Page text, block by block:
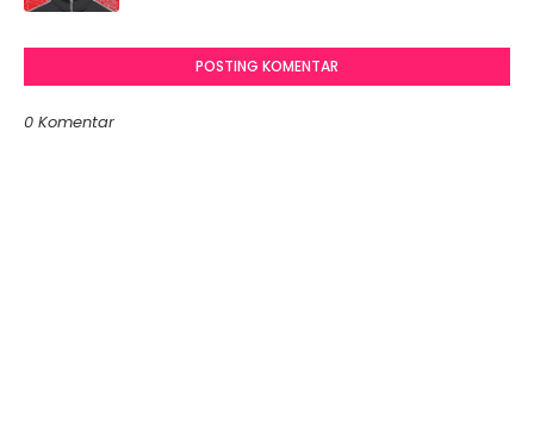
POSTING KOMENTAR
0 Komentar